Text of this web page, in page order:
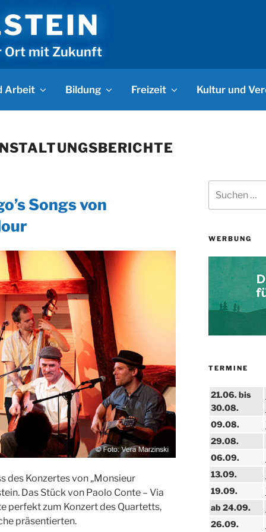
Ort mit Zukunft
Arbeit Bildung Freizeit Kultur und
Songs von
des Konzertes von „Monsieur
Das Stück von Paolo Conte – Via
perfekt zum Konzert des Quartetts,
präsentierten.
nach:
WERBUNG
TERMINE
21.06. bis
30.08.
09.08.
29.08.
06.09.
13.09.
19.09.
ab 24.09.
26.09.